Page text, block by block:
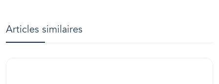
Articles similaires